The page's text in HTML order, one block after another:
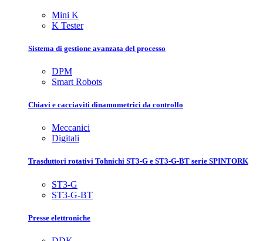
Mini K
K Tester
Sistema di gestione avanzata del processo
DPM
Smart Robots
Chiavi e cacciaviti dinamometrici da controllo
Meccanici
Digitali
Trasduttori rotativi Tohnichi ST3-G e ST3-G-BT serie SPINTORK
ST3-G
ST3-G-BT
Presse elettroniche